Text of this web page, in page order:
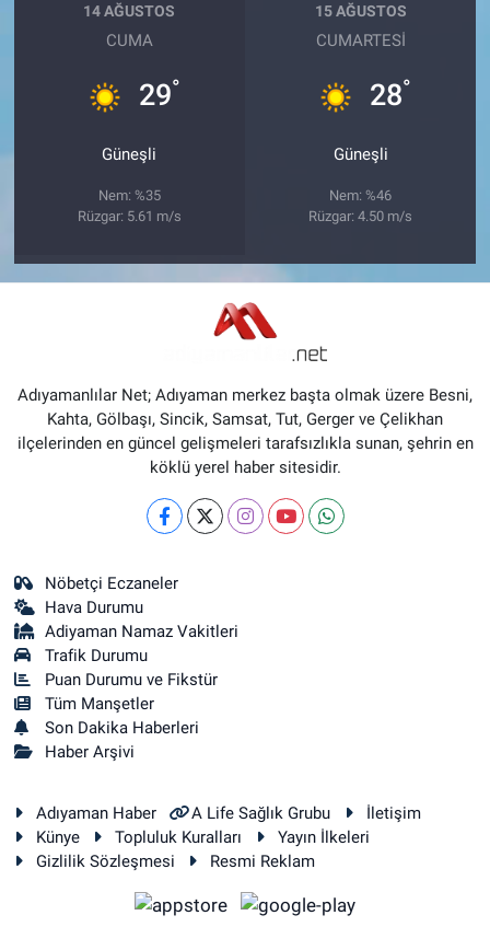
14 AĞUSTOS
CUMA
29°
Güneşli
Nem: %35
Rüzgar: 5.61 m/s
15 AĞUSTOS
CUMARTESI
28°
Güneşli
Nem: %46
Rüzgar: 4.50 m/s
Adıyamanlılar Net; Adıyaman merkez başta olmak üzere Besni,
Kahta, Gölbaşı, Sincik, Samsat, Tut, Gerger ve Çelikhan
ilçelerinden en güncel gelişmeleri tarafsızlıkla sunan, şehrin en
köklü yerel haber sitesidir.
Nöbetçi Eczaneler
Hava Durumu
Adiyaman Namaz Vakitleri
Trafik Durumu
Puan Durumu ve Fikstür
Tüm Manşetler
Son Dakika Haberleri
Haber Arşivi
Adıyaman Haber A Life Sağlık Grubu
İletişim
Künye
Topluluk Kuralları
Yayın İlkeleri
Gizlilik Sözleşmesi
Resmi Reklam